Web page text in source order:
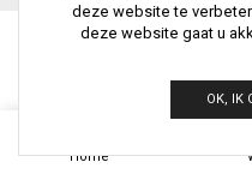
Home
deze website te
deze website gaat u
OK, IK